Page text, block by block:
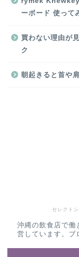
ーボード 使って
買わない理由が
ク
朝起きると首や
セレクト
沖縄の飲食店で働
営しています。